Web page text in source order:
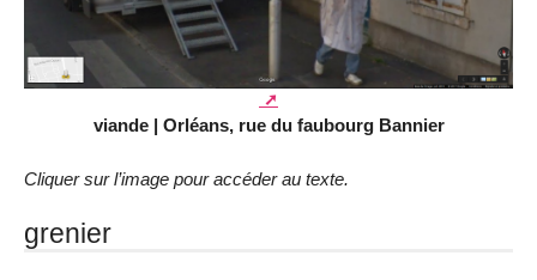
viande | Orléans, rue du faubourg Bannier
Cliquer sur l’image pour accéder au texte.
grenier